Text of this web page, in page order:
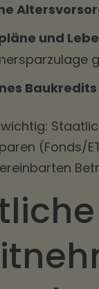
und
Baukredits
wichtig:
(Fonds/